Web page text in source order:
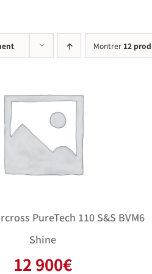
Montrer 12
PureTech 110 S&S BVM6
Shine
12 900€